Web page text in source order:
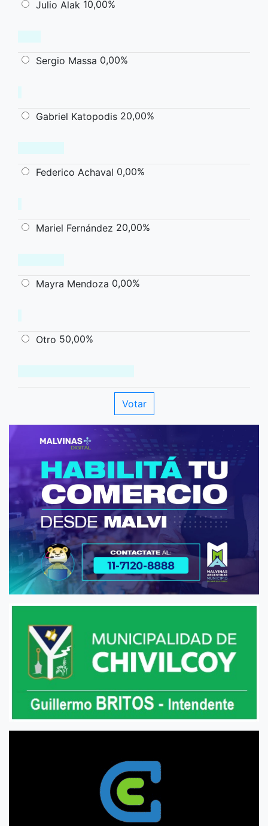
Julio Alak 10,00%
Sergio Massa 0,00%
Gabriel Katopodis 20,00%
Federico Achaval 0,00%
Mariel Fernández 20,00%
Mayra Mendoza 0,00%
Otro 50,00%